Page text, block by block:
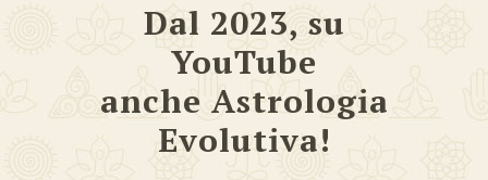
Dal 2023, su
YouTube
anche Astrologia
Evolutiva!